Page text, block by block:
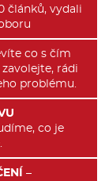
článků, vydali
co s čím
rádi
problému.
co je
–